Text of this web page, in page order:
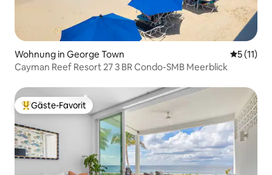
Wohnung in George Town
5 (11)
Cayman Reef Resort 27 3 BR Condo-SMB Meerblick
Beliebter Gäste-Favorit.
Gäste-Favorit